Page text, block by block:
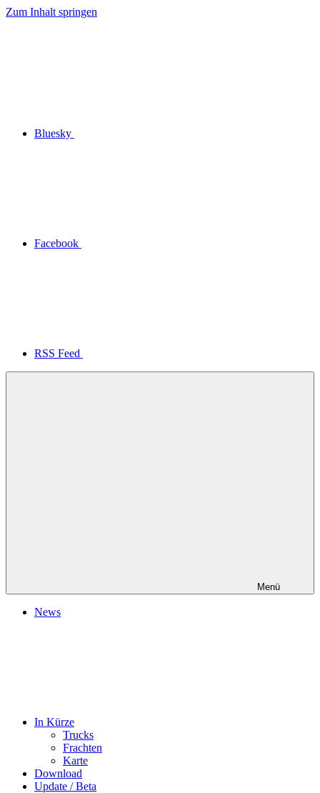
Zum Inhalt springen
Bluesky
Facebook
RSS Feed
Menü
News
In Kürze
Trucks
Frachten
Karte
Download
Update / Beta